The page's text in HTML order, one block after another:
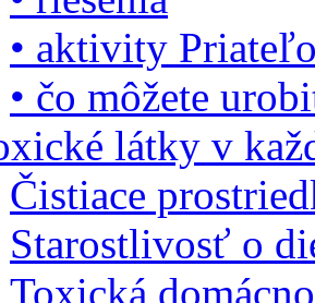
• aktivity
• čo môžete
látky v
Čistiace
Starostlivosť o
Toxická